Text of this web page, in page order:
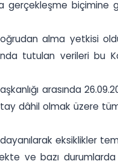
gerçekleşme
alma yetkisi
tutulan verileri
arasında
dâhil olmak üzere
eksiklikler
ve bazı